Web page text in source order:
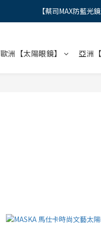
"馬年新章續
【蔡司MAX防藍光
歐洲【太陽眼鏡】 亞洲